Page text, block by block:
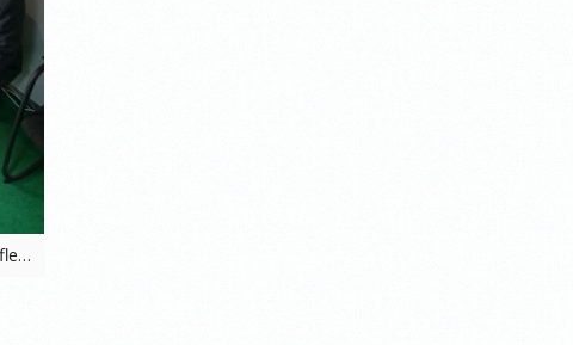
LIP-Technik 150 W LED reflektor, partnerünk, a Tiszta Lap Kft. standján, Construma, Budapest, 2015. 04. 16-19.